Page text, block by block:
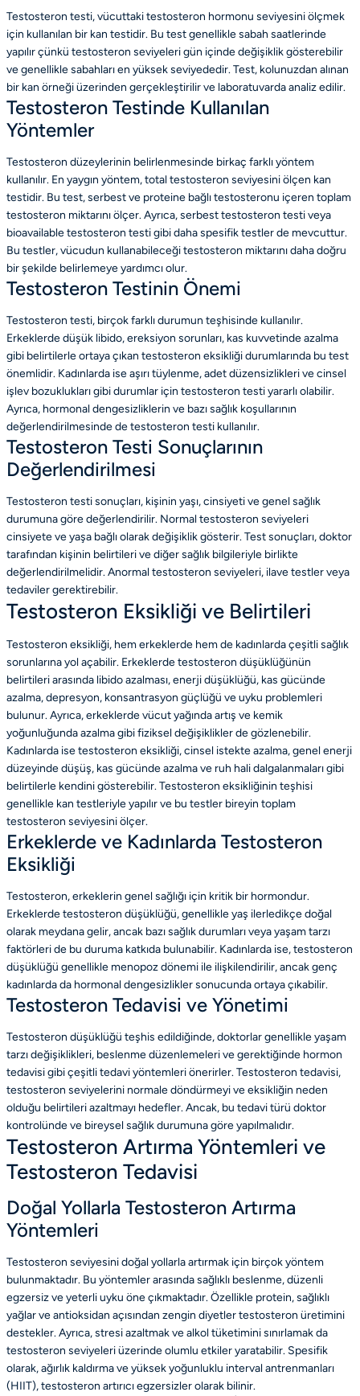
Testosteron testi, vücuttaki testosteron hormonu seviyesini ölçmek
için kullanılan bir kan testidir. Bu test genellikle sabah saatlerinde
yapılır çünkü testosteron seviyeleri gün içinde değişiklik gösterebilir
ve genellikle sabahları en yüksek seviyededir. Test, kolunuzdan alınan
bir kan örneği üzerinden gerçekleştirilir ve laboratuvarda analiz edilir.
Testosteron Testinde Kullanılan
Yöntemler
Testosteron düzeylerinin belirlenmesinde birkaç farklı yöntem
kullanılır. En yaygın yöntem, total testosteron seviyesini ölçen kan
testidir. Bu test, serbest ve proteine bağlı testosteronu içeren toplam
testosteron miktarını ölçer. Ayrıca, serbest testosteron testi veya
bioavailable testosteron testi gibi daha spesifik testler de mevcuttur.
Bu testler, vücudun kullanabileceği testosteron miktarını daha doğru
bir şekilde belirlemeye yardımcı olur.
Testosteron Testinin Önemi
Testosteron testi, birçok farklı durumun teşhisinde kullanılır.
Erkeklerde düşük libido, ereksiyon sorunları, kas kuvvetinde azalma
gibi belirtilerle ortaya çıkan testosteron eksikliği durumlarında bu test
önemlidir. Kadınlarda ise aşırı tüylenme, adet düzensizlikleri ve cinsel
işlev bozuklukları gibi durumlar için testosteron testi yararlı olabilir.
Ayrıca, hormonal dengesizliklerin ve bazı sağlık koşullarının
değerlendirilmesinde de testosteron testi kullanılır.
Testosteron Testi Sonuçlarının
Değerlendirilmesi
Testosteron testi sonuçları, kişinin yaşı, cinsiyeti ve genel sağlık
durumuna göre değerlendirilir. Normal testosteron seviyeleri
cinsiyete ve yaşa bağlı olarak değişiklik gösterir. Test sonuçları, doktor
tarafından kişinin belirtileri ve diğer sağlık bilgileriyle birlikte
değerlendirilmelidir. Anormal testosteron seviyeleri, ilave testler veya
tedaviler gerektirebilir.
Testosteron Eksikliği ve Belirtileri
Testosteron eksikliği, hem erkeklerde hem de kadınlarda çeşitli sağlık
sorunlarına yol açabilir. Erkeklerde testosteron düşüklüğünün
belirtileri arasında libido azalması, enerji düşüklüğü, kas gücünde
azalma, depresyon, konsantrasyon güçlüğü ve uyku problemleri
bulunur. Ayrıca, erkeklerde vücut yağında artış ve kemik
yoğunluğunda azalma gibi fiziksel değişiklikler de gözlenebilir.
Kadınlarda ise testosteron eksikliği, cinsel istekte azalma, genel enerji
düzeyinde düşüş, kas gücünde azalma ve ruh hali dalgalanmaları gibi
belirtilerle kendini gösterebilir. Testosteron eksikliğinin teşhisi
genellikle kan testleriyle yapılır ve bu testler bireyin toplam
testosteron seviyesini ölçer.
Erkeklerde ve Kadınlarda Testosteron
Eksikliği
Testosteron, erkeklerin genel sağlığı için kritik bir hormondur.
Erkeklerde testosteron düşüklüğü, genellikle yaş ilerledikçe doğal
olarak meydana gelir, ancak bazı sağlık durumları veya yaşam tarzı
faktörleri de bu duruma katkıda bulunabilir. Kadınlarda ise, testosteron
düşüklüğü genellikle menopoz dönemi ile ilişkilendirilir, ancak genç
kadınlarda da hormonal dengesizlikler sonucunda ortaya çıkabilir.
Testosteron Tedavisi ve Yönetimi
Testosteron düşüklüğü teşhis edildiğinde, doktorlar genellikle yaşam
tarzı değişiklikleri, beslenme düzenlemeleri ve gerektiğinde hormon
tedavisi gibi çeşitli tedavi yöntemleri önerirler. Testosteron tedavisi,
testosteron seviyelerini normale döndürmeyi ve eksikliğin neden
olduğu belirtileri azaltmayı hedefler. Ancak, bu tedavi türü doktor
kontrolünde ve bireysel sağlık durumuna göre yapılmalıdır.
Testosteron Artırma Yöntemleri ve
Testosteron Tedavisi
Doğal Yollarla Testosteron Artırma
Yöntemleri
Testosteron seviyesini doğal yollarla artırmak için birçok yöntem
bulunmaktadır. Bu yöntemler arasında sağlıklı beslenme, düzenli
egzersiz ve yeterli uyku öne çıkmaktadır. Özellikle protein, sağlıklı
yağlar ve antioksidan açısından zengin diyetler testosteron üretimini
destekler. Ayrıca, stresi azaltmak ve alkol tüketimini sınırlamak da
testosteron seviyeleri üzerinde olumlu etkiler yaratabilir. Spesifik
olarak, ağırlık kaldırma ve yüksek yoğunluklu interval antrenmanları
(HIIT), testosteron artırıcı egzersizler olarak bilinir.